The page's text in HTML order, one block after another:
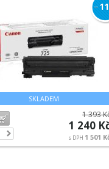
SKLADEM
−11
1 393
1 240
s DPH 1 501